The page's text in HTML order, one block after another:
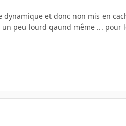
et donc non mis en
peu lourd qaund même ... pour